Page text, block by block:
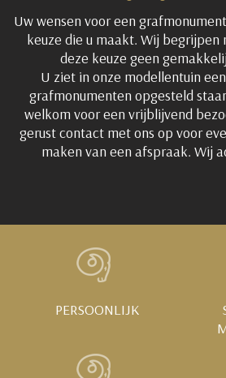
Uw wensen voor een
keuze die u maakt. Wij begrijpen
deze keuze geen
U ziet in onze modellentuin
grafmonumenten opgesteld
welkom voor een vrijblijvend
gerust contact met ons op voor
maken van een afspraak. Wij
PERSOONLIJK